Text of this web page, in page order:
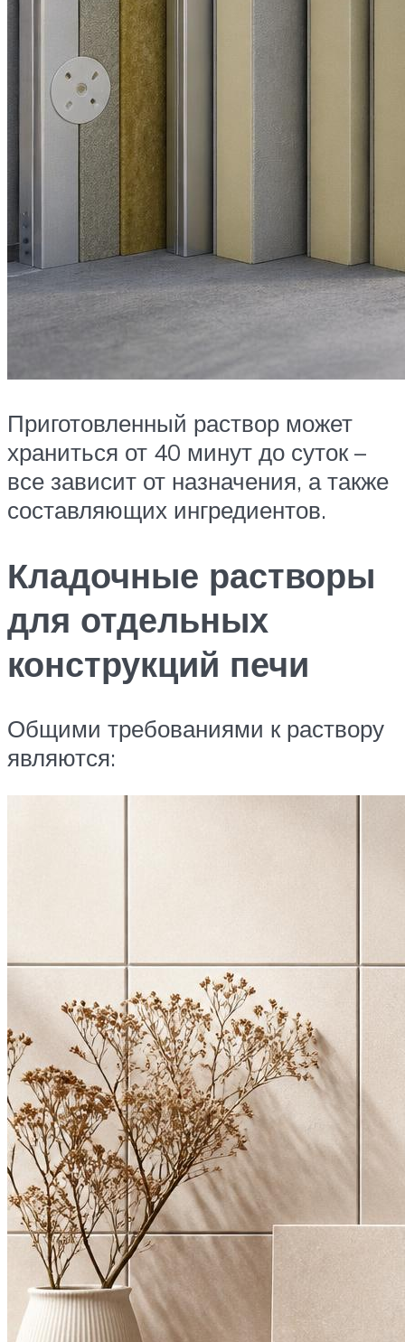
Приготовленный раствор может
храниться от 40 минут до суток –
все зависит от назначения, а также
составляющих ингредиентов.
Кладочные растворы
для отдельных
конструкций печи
Общими требованиями к раствору
являются: